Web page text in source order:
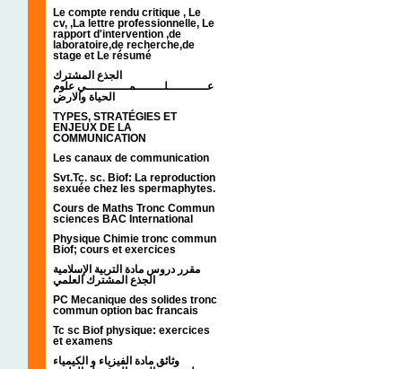
Le compte rendu critique , Le
cv, ,La lettre professionnelle, Le
rapport d'intervention ,de
laboratoire,de recherche,de
stage et Le résumé
الجذع المشترك
عـــــــــــلــــــــمــــــــــــي علوم
الحياة والارض
TYPES, STRATÉGIES ET
ENJEUX DE LA
COMMUNICATION
Les canaux de communication
Svt.Tc. sc. Biof: La reproduction
sexuée chez les spermaphytes.
Cours de Maths Tronc Commun
sciences BAC International
Physique Chimie tronc commun
Biof; cours et exercices
مقرر دروس مادة التربية الإسلامية
الجذع المشترك العلمي
PC Mecanique des solides tronc
commun option bac francais
Tc sc Biof physique: exercices
et examens
وثائق مادة الفيزياء و الكيمياء